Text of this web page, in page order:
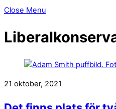
Close Menu
21 oktober, 2021